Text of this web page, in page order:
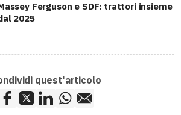
Ferguson e SDF: trattori insieme
2025
quest'articolo